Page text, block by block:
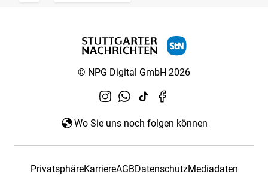
© NPG Digital GmbH 2026
Wo Sie uns noch folgen können
PrivatsphäreKarriereAGBDatenschutzMediadaten